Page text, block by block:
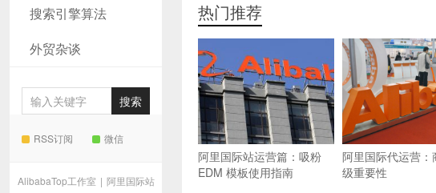
搜索引擎算法
外贸杂谈
RSS订阅 微信
AlibabaTop工作室 | 阿里国际站
热门推荐
阿里国际站运营篇：吸粉
EDM 模板使用指南
阿里国际代运营：
级重要性